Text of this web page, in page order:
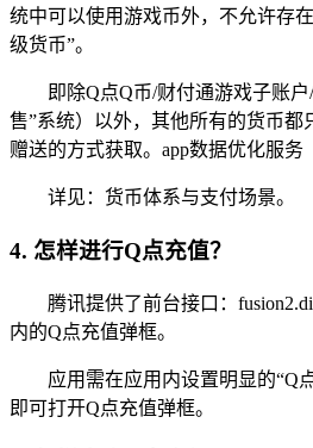
统中可以使用游戏币外，不允许存
级货币”。
即除Q点Q币/财付通游戏子账
售”系统）以外，其他所有的货币都
赠送的方式获取。app数据优化服务
详见：货币体系与支付场景。
4. 怎样进行Q点充值？
腾讯提供了前台接口：
内的Q点充值弹框。
应用需在应用内设置明显的“Q
即可打开Q点充值弹框。